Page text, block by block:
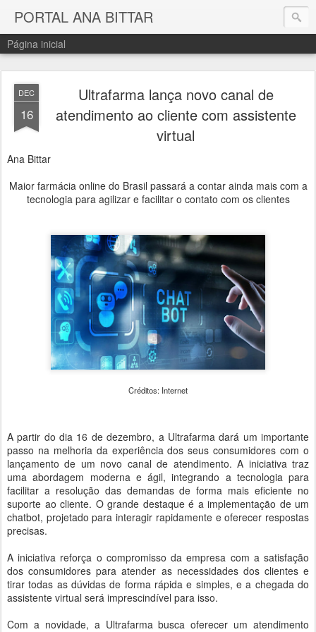
PORTAL ANA BITTAR
Página inicial
DEC
16
Ultrafarma lança novo canal de
atendimento ao cliente com assistente
virtual
Ana Bittar
Maior farmácia online do Brasil passará a contar ainda mais com a
tecnologia para agilizar e facilitar o contato com os clientes
Créditos: Internet
A partir do dia 16 de dezembro, a Ultrafarma dará um importante
passo na melhoria da experiência dos seus consumidores com o
lançamento de um novo canal de atendimento. A iniciativa traz
uma abordagem moderna e ágil, integrando a tecnologia para
facilitar a resolução das demandas de forma mais eficiente no
suporte ao cliente. O grande destaque é a implementação de um
chatbot, projetado para interagir rapidamente e oferecer respostas
precisas.
A iniciativa reforça o compromisso da empresa com a satisfação
dos consumidores para atender as necessidades dos clientes e
tirar todas as dúvidas de forma rápida e simples, e a chegada do
assistente virtual será imprescindível para isso.
Com a novidade, a Ultrafarma busca oferecer um atendimento